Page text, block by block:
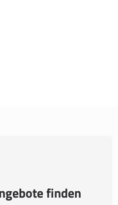
finden